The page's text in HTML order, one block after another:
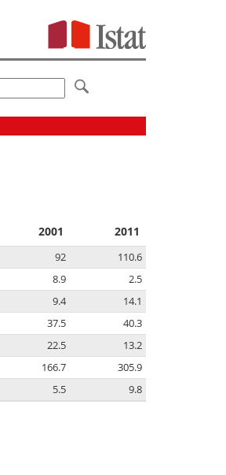
2001 2011
92
110.6
8.9
2.5
9.4
14.1
37.5
40.3
22.5
13.2
166.7
305.9
5.5 9.8